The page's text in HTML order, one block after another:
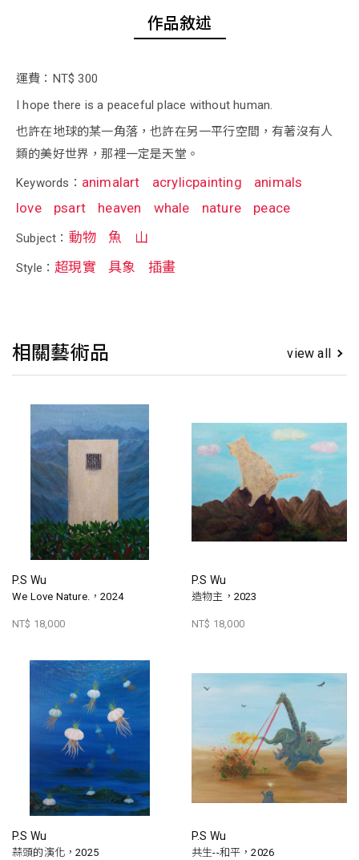
作品敘述
運費：NT$ 300
I hope there is a peaceful place without human.
也許在地球的某一角落，也許在另一平行空間，有著沒有人
類的美好世界，那裡一定是天堂。
Keywords： animalart acrylicpainting
animals
love
psart heaven whale nature peace
Subject： 動物 魚 山
Style：超現實 具象 插畫
相關藝術品 view all
P.S Wu
We Love Nature.，2024
NT$ 18,000
P.S Wu
造物主，2023
NT$ 18,000
P.S Wu
蒜頭的演化，2025
P.S Wu
共生--和平，2026